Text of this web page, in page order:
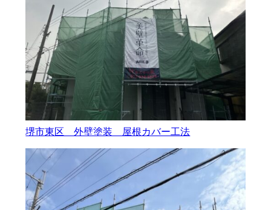
堺市東区 外壁塗装 屋根カバー工法